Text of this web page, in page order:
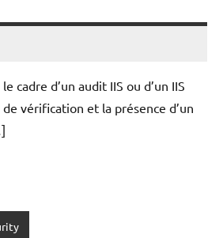
cadre d’un audit IIS ou d’un IIS
de vérification et la présence d’un